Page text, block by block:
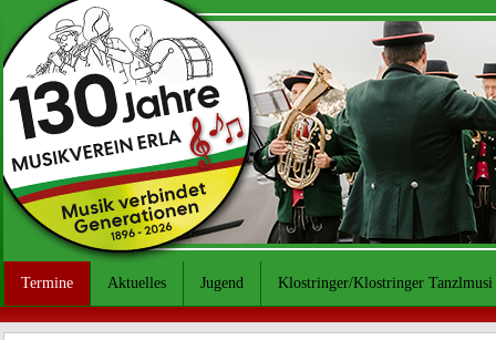
Termine Aktuelles Jugend Klostringer/Klostringer Tanzlmusi